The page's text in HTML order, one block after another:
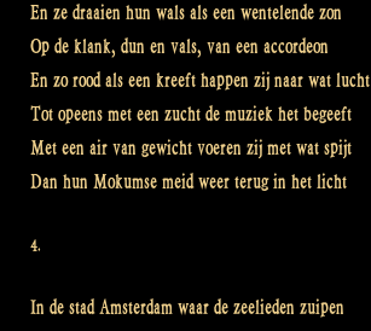
En ze draaien hun wals als een wentelende zon
Op de klank, dun en vals, van een accordeon
En zo rood als een kreeft happen zij naar wat lucht
Tot opeens met een zucht de muziek het begeeft
Met een air van gewicht voeren zij met wat spijt
Dan hun Mokumse meid weer terug in het licht
4.
In de stad Amsterdam waar de zeelieden zuipen